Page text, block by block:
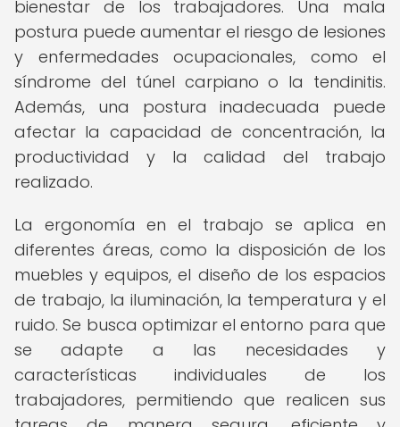
bienestar de los trabajadores. Una mala
postura puede aumentar el riesgo de lesiones
y enfermedades ocupacionales, como el
síndrome del túnel carpiano o la tendinitis.
Además, una postura inadecuada puede
afectar la capacidad de concentración, la
productividad y la calidad del trabajo
realizado.
La ergonomía en el trabajo se aplica en
diferentes áreas, como la disposición de los
muebles y equipos, el diseño de los espacios
de trabajo, la iluminación, la temperatura y el
ruido. Se busca optimizar el entorno para que
se adapte a las necesidades y
características individuales de los
trabajadores, permitiendo que realicen sus